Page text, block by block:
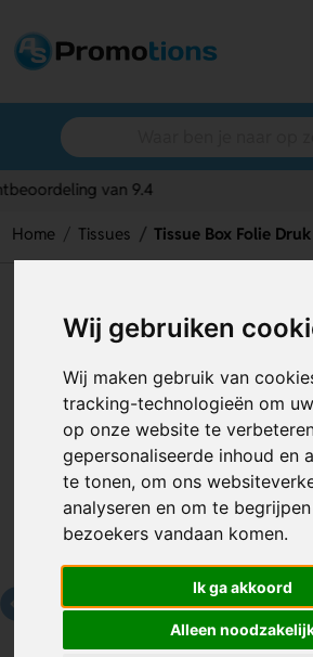
Wij gebruiken
Wij maken gebruik van
tracking-technologieën om
op onze website te
gepersonaliseerde inhoud en
te tonen, om ons
analyseren en om te
bezoekers vandaan komen.
Ik ga akkoord
Alleen
Home Tissues Tissue Box Folie Druk
Tissue Box Folie Druk
Artikelnummer: